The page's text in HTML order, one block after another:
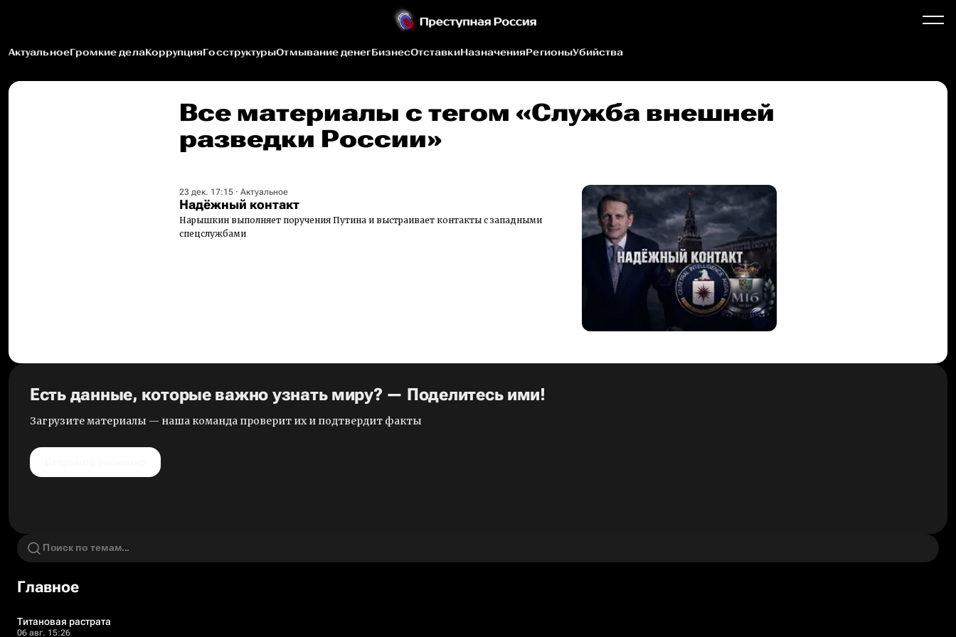
АктуальноеГромкие делаКоррупцияГосструктурыОтмывание денегБизнесОтставкиНазначенияРегионыУбийства
Все материалы c тегом «Служба внешней
разведки России»
23 дек. 17:15 · Актуальное
Надёжный контакт
Нарышкин выполняет поручения Путина и выстраивает контакты с западными
спецслужбами
Есть данные, которые важно узнать миру? — Поделитесь ими!
Загрузите материалы — наша команда проверит их и подтвердит факты
Главное
Титановая растрата
06 авг. 15:26